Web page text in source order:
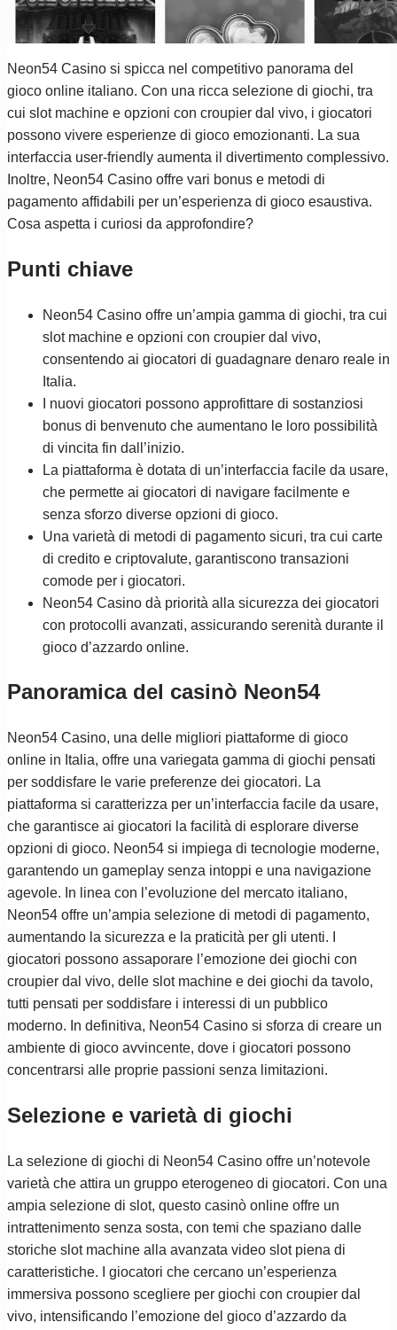
Neon54 Casino si spicca nel competitivo panorama del
gioco online italiano. Con una ricca selezione di giochi, tra
cui slot machine e opzioni con croupier dal vivo, i giocatori
possono vivere esperienze di gioco emozionanti. La sua
interfaccia user-friendly aumenta il divertimento complessivo.
Inoltre, Neon54 Casino offre vari bonus e metodi di
pagamento affidabili per un’esperienza di gioco esaustiva.
Cosa aspetta i curiosi da approfondire?
Punti chiave
Neon54 Casino offre un’ampia gamma di giochi, tra cui
slot machine e opzioni con croupier dal vivo,
consentendo ai giocatori di guadagnare denaro reale in
Italia.
I nuovi giocatori possono approfittare di sostanziosi
bonus di benvenuto che aumentano le loro possibilità
di vincita fin dall’inizio.
La piattaforma è dotata di un’interfaccia facile da usare,
che permette ai giocatori di navigare facilmente e
senza sforzo diverse opzioni di gioco.
Una varietà di metodi di pagamento sicuri, tra cui carte
di credito e criptovalute, garantiscono transazioni
comode per i giocatori.
Neon54 Casino dà priorità alla sicurezza dei giocatori
con protocolli avanzati, assicurando serenità durante il
gioco d’azzardo online.
Panoramica del casinò Neon54
Neon54 Casino, una delle migliori piattaforme di gioco
online in Italia, offre una variegata gamma di giochi pensati
per soddisfare le varie preferenze dei giocatori. La
piattaforma si caratterizza per un’interfaccia facile da usare,
che garantisce ai giocatori la facilità di esplorare diverse
opzioni di gioco. Neon54 si impiega di tecnologie moderne,
garantendo un gameplay senza intoppi e una navigazione
agevole. In linea con l’evoluzione del mercato italiano,
Neon54 offre un’ampia selezione di metodi di pagamento,
aumentando la sicurezza e la praticità per gli utenti. I
giocatori possono assaporare l’emozione dei giochi con
croupier dal vivo, delle slot machine e dei giochi da tavolo,
tutti pensati per soddisfare i interessi di un pubblico
moderno. In definitiva, Neon54 Casino si sforza di creare un
ambiente di gioco avvincente, dove i giocatori possono
concentrarsi alle proprie passioni senza limitazioni.
Selezione e varietà di giochi
La selezione di giochi di Neon54 Casino offre un’notevole
varietà che attira un gruppo eterogeneo di giocatori. Con una
ampia selezione di slot, questo casinò online offre un
intrattenimento senza sosta, con temi che spaziano dalle
storiche slot machine alla avanzata video slot piena di
caratteristiche. I giocatori che cercano un’esperienza
immersiva possono scegliere per giochi con croupier dal
vivo, intensificando l’emozione del gioco d’azzardo da